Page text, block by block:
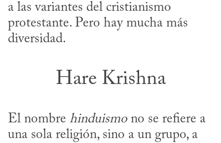
a las variantes del cristianismo
protestante. Pero hay mucha más
diversidad.
Hare Krishna
El nombre hinduismo no se refiere a
una sola religión, sino a un grupo, a